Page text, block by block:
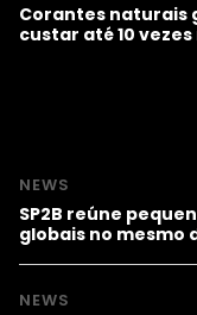
Corantes naturais
custar até 10
NEWS
SP2B reúne
globais no mesmo
NEWS